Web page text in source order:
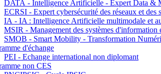
DATA - Intelligence Artificielle - Expert Data &
ECRSI - Expert cybersécurité des réseaux et des
IA - IA : Intelligence Artificielle multimodale et
MSIR - Management des systèmes d'information
SMOB - Smart Mobility - Transformation
d'échange
PEI - Echange international non diplomant
non CES